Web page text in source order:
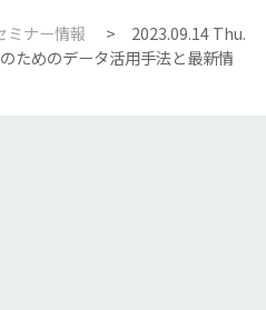
ミナー情報
2023.09.14 Thu.
ためのデータ活用手法と最新情